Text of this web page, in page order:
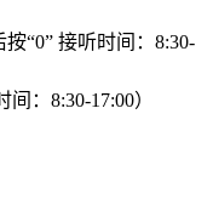
按“0” 接听时间：8:30-
：8:30-17:00）